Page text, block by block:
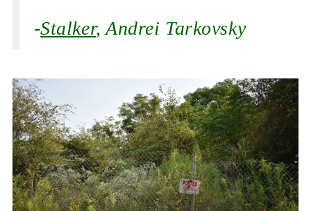
-Stalker, Andrei Tarkovsky